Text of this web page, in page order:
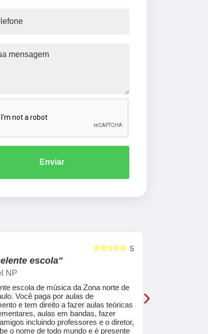
Enviar
5
☆☆☆☆☆
escola"
NP
escola de música da Zona norte de
Você paga por aulas de
e tem direito a fazer aulas teóricas
aulas em bandas, fazer
incluindo professores e o diretor,
o nome de todo mundo e é presente
›